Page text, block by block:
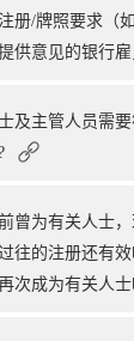
册/牌照要求（
供意见的银行雇
及主管人员需
曾为有关人士
往的注册还有
次成为有关人士